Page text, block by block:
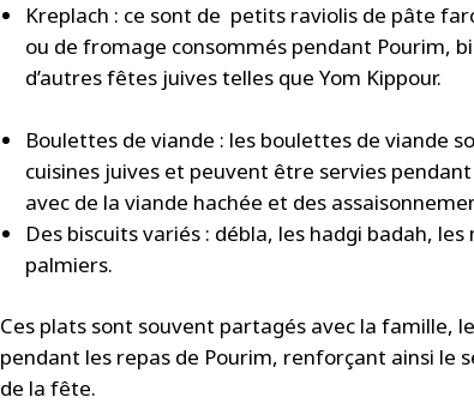
Kreplach : ce sont de petits raviolis de pâte
ou de fromage consommés pendant Pourim,
d’autres fêtes juives telles que Yom Kippour.
Boulettes de viande : les boulettes de viande
cuisines juives et peuvent être servies
avec de la viande hachée et des
Des biscuits variés : débla, les hadgi badah, les
palmiers.
Ces plats sont souvent partagés avec la famille,
pendant les repas de Pourim, renforçant ainsi le
de la fête.